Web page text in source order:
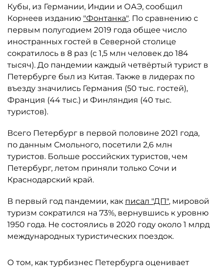
Кубы, из Германии, Индии и ОАЭ, сообщил
Корнеев изданию "Фонтанка". По сравнению с
первым полугодием 2019 года общее число
иностранных гостей в Северной столице
сократилось в 8 раз (с 1,5 млн человек до 184
тысяч). До пандемии каждый четвёртый турист в
Петербурге был из Китая. Также в лидерах по
въезду значились Германия (50 тыс. гостей),
Франция (44 тыс.) и Финляндия (40 тыс.
туристов).
Всего Петербург в первой половине 2021 года,
по данным Смольного, посетили 2,6 млн
туристов. Больше российских туристов, чем
Петербург, летом приняли только Сочи и
Краснодарский край.
В первый год пандемии, как писал "ДП", мировой
туризм сократился на 73%, вернувшись к уровню
1950 года. Не состоялись в 2020 году около 1 млрд
международных туристических поездок.
О том, как турбизнес Петербурга оценивает